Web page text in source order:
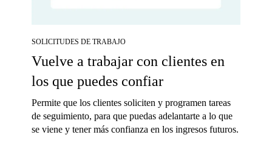
SOLICITUDES DE TRABAJO
Vuelve a trabajar con clientes en
los que puedes confiar
Permite que los clientes soliciten y programen tareas
de seguimiento, para que puedas adelantarte a lo que
se viene y tener más confianza en los ingresos futuros.